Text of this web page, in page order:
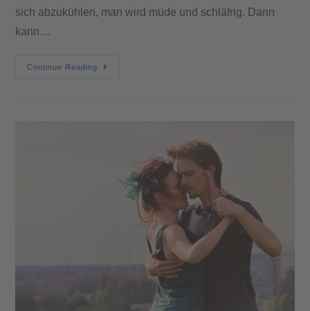
sich abzukühlen, man wird müde und schläfrig. Dann
kann…
Continue Reading